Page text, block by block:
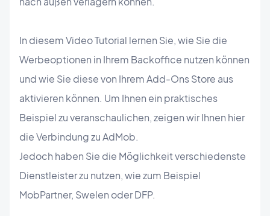
In diesem Video Tutorial lernen Sie, wie Sie die
Werbeoptionen in Ihrem Backoffice nutzen können
und wie Sie diese von Ihrem Add-Ons Store aus
aktivieren können. Um Ihnen ein praktisches
Beispiel zu veranschaulichen, zeigen wir Ihnen hier
die Verbindung zu AdMob.
Jedoch haben Sie die Möglichkeit verschiedenste
Dienstleister zu nutzen, wie zum Beispiel
MobPartner, Swelen oder DFP.